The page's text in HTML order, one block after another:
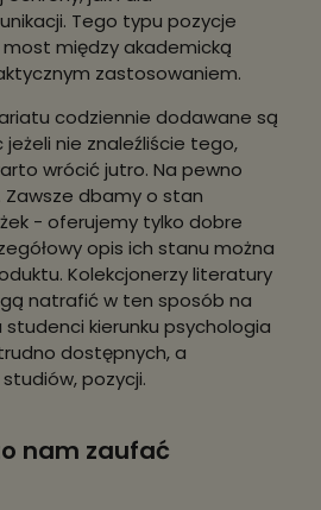
Tego typu pozycje
między akademicką
zastosowaniem.
codziennie dodawane są
nie znaleźliście tego,
wrócić jutro. Na pewno
dbamy o stan
- oferujemy tylko dobre
opis ich stanu można
Kolekcjonerzy literatury
natrafić w ten sposób na
studenci kierunku psychologia
dostępnych, a
pozycji.
nam zaufać